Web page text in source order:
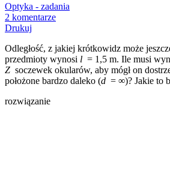
Optyka - zadania
2 komentarze
Drukuj
Odległość, z jakiej krótkowidz może
przedmioty wynosi l = 1,5 m. Ile musi
Z soczewek okularów, aby mógł on
położone bardzo daleko (d = ∞)? Jakie to
rozwiązanie